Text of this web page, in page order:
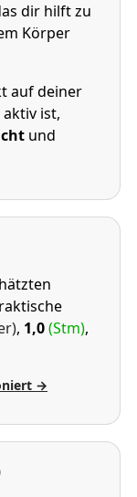
dir hilft zu
Körper
auf deiner
ist,
und
, 1,0(Stm),
→